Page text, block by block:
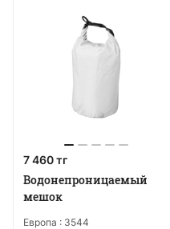
7 460 тг
Водонепроницаемый
мешок
Европа : 3544